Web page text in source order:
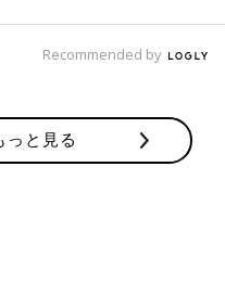
プロジェクトとは、マクド
スチックのおもちゃを対象
は、おうちで模様替えをし
向き合う時期でもあるは
お別れして、リサイクルに
いボックスに入れて
Recommended by
っと見る